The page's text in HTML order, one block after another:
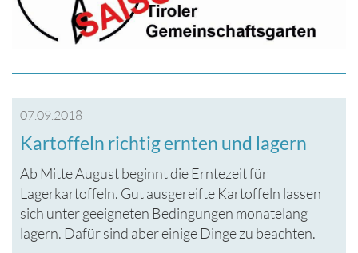
07.09.2018
Kartoffeln richtig ernten und lagern
Ab Mitte August beginnt die Erntezeit für
Lagerkartoffeln. Gut ausgereifte Kartoffeln lassen
sich unter geeigneten Bedingungen monatelang
lagern. Dafür sind aber einige Dinge zu beachten.